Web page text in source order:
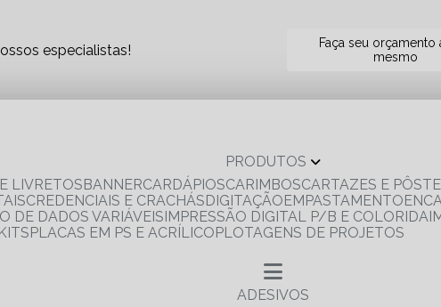
especialistas!
Faça seu orçamento
mesmo
PRODUTOS
LIVRETOS BANNER CARDÁPIOS CARIMBOS CARTAZES E
CREDENCIAIS E CRACHÁS DIGITAÇÃO EMPASTAMENTO
DE DADOS VARIÁVEIS IMPRESSÃO DIGITAL P/B E COLORIDA
PLACAS EM PS E ACRÍLICO
PLOTAGENS DE PROJETOS
ADESIVOS